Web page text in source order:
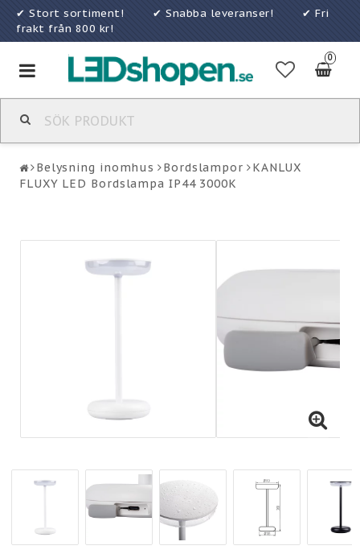
✔ Stort sortiment! ✔ Snabba leveranser! ✔ Fri
frakt från 800 kr!
0
Toggle
navigation
Belysning inomhus Bordslampor
KANLUX
FLUXY LED Bordslampa IP44 3000K